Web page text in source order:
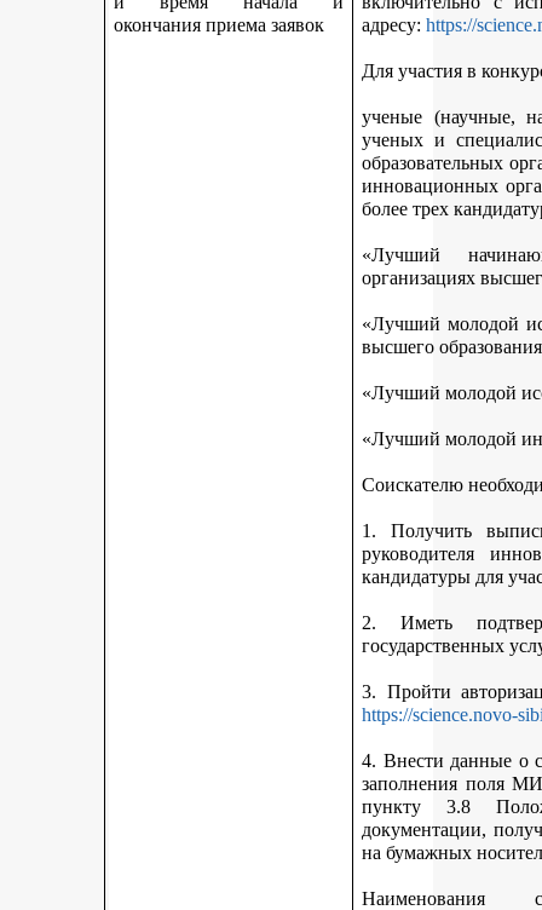
окончания приема заявок
адресу:https://
Для участия в
ученые (научные,
ученых и
образовательных
инновационных
более трех
«Лучший
организациях
«Лучший молодой
высшего
«Лучший молодой
«Лучший молодой
Соискателю
1. Получить
руководителя
кандидатуры для
2. Иметь
государственных
3. Пройти
https://science.novo-
4. Внести данные о
заполнения поля
пункту 3.8
документации,
на бумажных
Наименования